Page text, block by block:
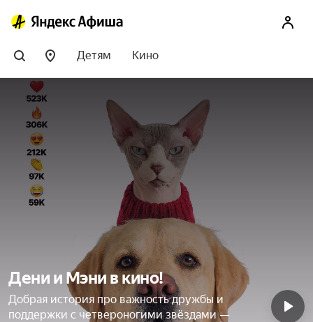
Детям Кино
Дени и Мэни в кино!
Добрая история про важность дружбы и
поддержки с четвероногими звёздами —